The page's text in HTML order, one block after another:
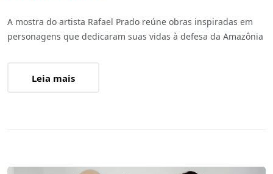
A mostra do artista Rafael Prado reúne obras inspiradas em
personagens que dedicaram suas vidas à defesa da Amazônia
Leia mais